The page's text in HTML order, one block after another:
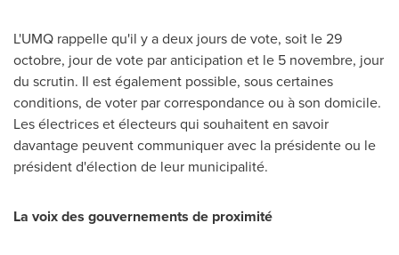
L'UMQ rappelle qu'il y a deux jours de vote, soit le 29
octobre, jour de vote par anticipation et le 5 novembre, jour
du scrutin. Il est également possible, sous certaines
conditions, de voter par correspondance ou à son domicile.
Les électrices et électeurs qui souhaitent en savoir
davantage peuvent communiquer avec la présidente ou le
président d'élection de leur municipalité.
La voix des gouvernements de proximité